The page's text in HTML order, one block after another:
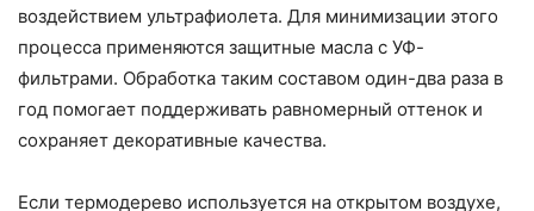
воздействием ультрафиолета. Для минимизации этого
процесса применяются защитные масла с УФ-
фильтрами. Обработка таким составом один-два раза в
год помогает поддерживать равномерный оттенок и
сохраняет декоративные качества.
Если термодерево используется на открытом воздухе,